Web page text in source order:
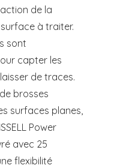
de la
à traiter.
sont
capter les
de traces.
brosses
surfaces planes,
Power
avec 25
flexibilité